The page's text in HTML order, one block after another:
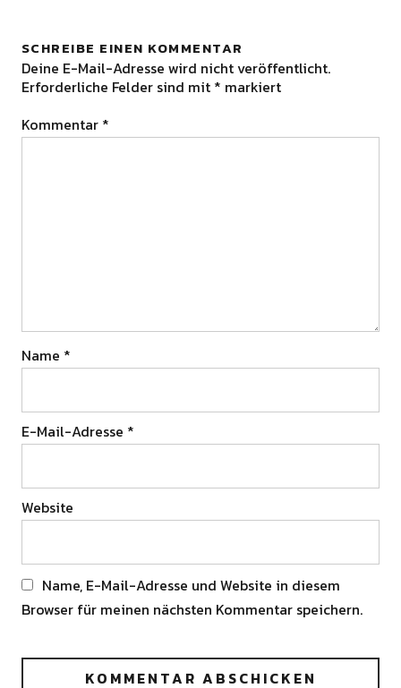
SCHREIBE EINEN KOMMENTAR
Deine E-Mail-Adresse wird nicht veröffentlicht.
Erforderliche Felder sind mit * markiert
Kommentar *
Name *
E-Mail-Adresse *
Website
Name, E-Mail-Adresse und Website in diesem
Browser für meinen nächsten Kommentar speichern.